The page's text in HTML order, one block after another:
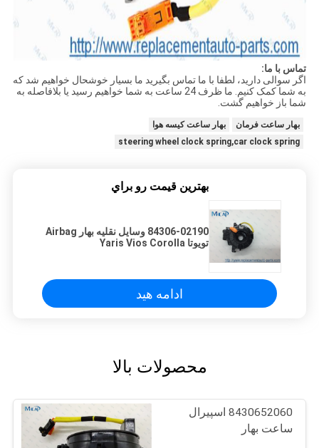
تماس با ما:
اگر سوالی دارید، لطفا با ما تماس بگیرید ما بسیار خوشحال خواهیم شد که
به شما کمک کنیم. ما ظرف 24 ساعت به شما خواهیم رسید یا بلافاصله به
شما باز خواهیم گشت.
بهار ساعت فرمان
بهار ساعت کیسه هوا
steering wheel clock spring,car clock spring
بهترين قيمت رو براي
84306-02190 وسایل نقلیه بهار Airbag
تویوتا Yaris Vios Corolla
ادامه هید
محصولات بالا
8430652060 اسپیرال
ساعت بهار